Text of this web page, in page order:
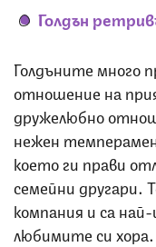
Голдън
Голдъните много
отношение на
дружелюбно
нежен
което ги прави
семейни другари.
компания и са
любимите си хора.